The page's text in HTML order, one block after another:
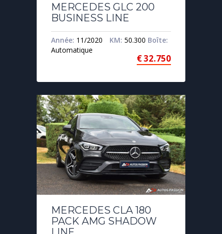
MERCEDES GLC 200
BUSINESS LINE
Année: 11/2020 KM: 50.300 Boîte:
Automatique
€32.750
MERCEDES CLA 180
PACK AMG SHADOW